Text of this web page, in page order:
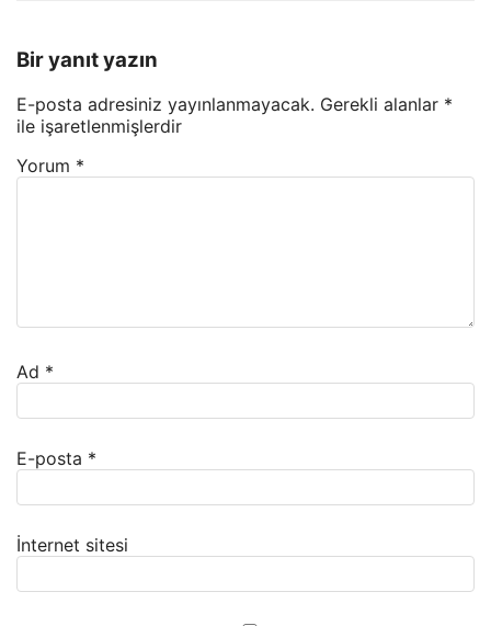
Bir yanıt yazın
E-posta adresiniz yayınlanmayacak. Gerekli alanlar *
ile işaretlenmişlerdir
Yorum *
Ad *
E-posta *
İnternet sitesi